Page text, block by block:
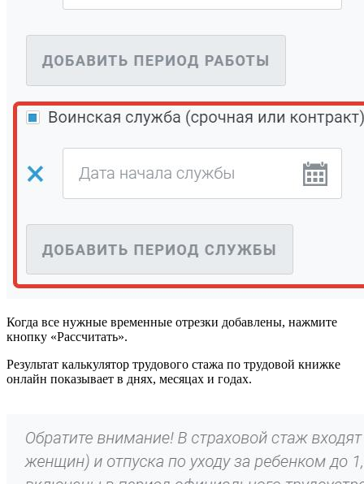
Когда все нужные временные отрезки добавлены, нажмите
кнопку «Рассчитать».
Результат калькулятор трудового стажа по трудовой книжке
онлайн показывает в днях, месяцах и годах.